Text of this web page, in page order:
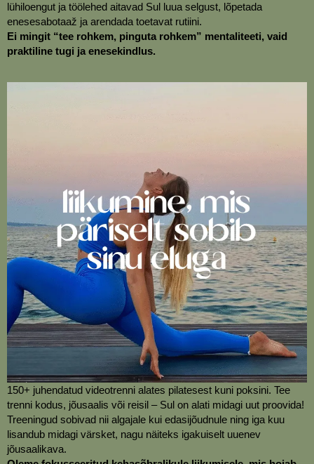
lühiloengut ja töölehed aitavad Sul luua selgust, lõpetada
enesesabotaaž ja arendada toetavat rutiini.
Ei mingit “tee rohkem, pinguta rohkem” mentaliteeti, vaid
praktiline tugi ja enesekindlus.
150+ juhendatud videotrenni alates pilatesest kuni poksini. Tee
trenni kodus, jõusaalis või reisil – Sul on alati midagi uut proovida!
Treeningud sobivad nii algajale kui edasijõudnule ning iga kuu
lisandub midagi värsket, nagu näiteks igakuiselt uuenev
jõusaalikava.